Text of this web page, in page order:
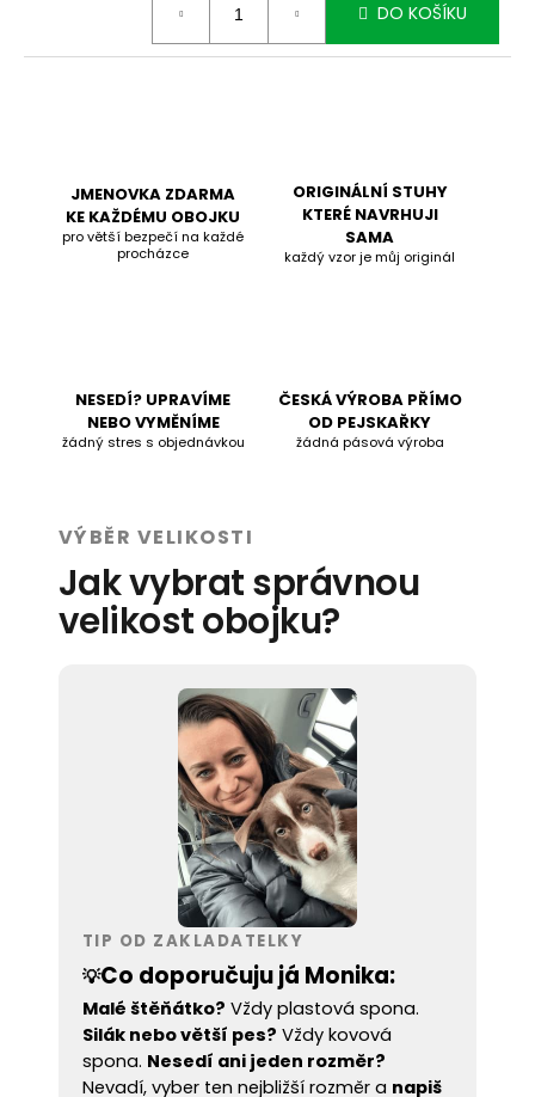
DO KOŠÍKU
JMENOVKA ZDARMA
KE KAŽDÉMU OBOJKU
pro větší bezpečí na každé
procházce
ORIGINÁLNÍ STUHY
KTERÉ NAVRHUJI
SAMA
každý vzor je můj originál
NESEDÍ? UPRAVÍME
NEBO VYMĚNÍME
žádný stres s objednávkou
ČESKÁ VÝROBA PŘÍMO
OD PEJSKAŘKY
žádná pásová výroba
VÝBĚR VELIKOSTI
Jak vybrat správnou
velikost obojku?
TIP OD ZAKLADATELKY
💡Co doporučuju já Monika:
Malé štěňátko? Vždy plastová spona.
Silák nebo větší pes? Vždy kovová
spona. Nesedí ani jeden rozměr?
Nevadí, vyber ten nejbližší rozměr a napiš